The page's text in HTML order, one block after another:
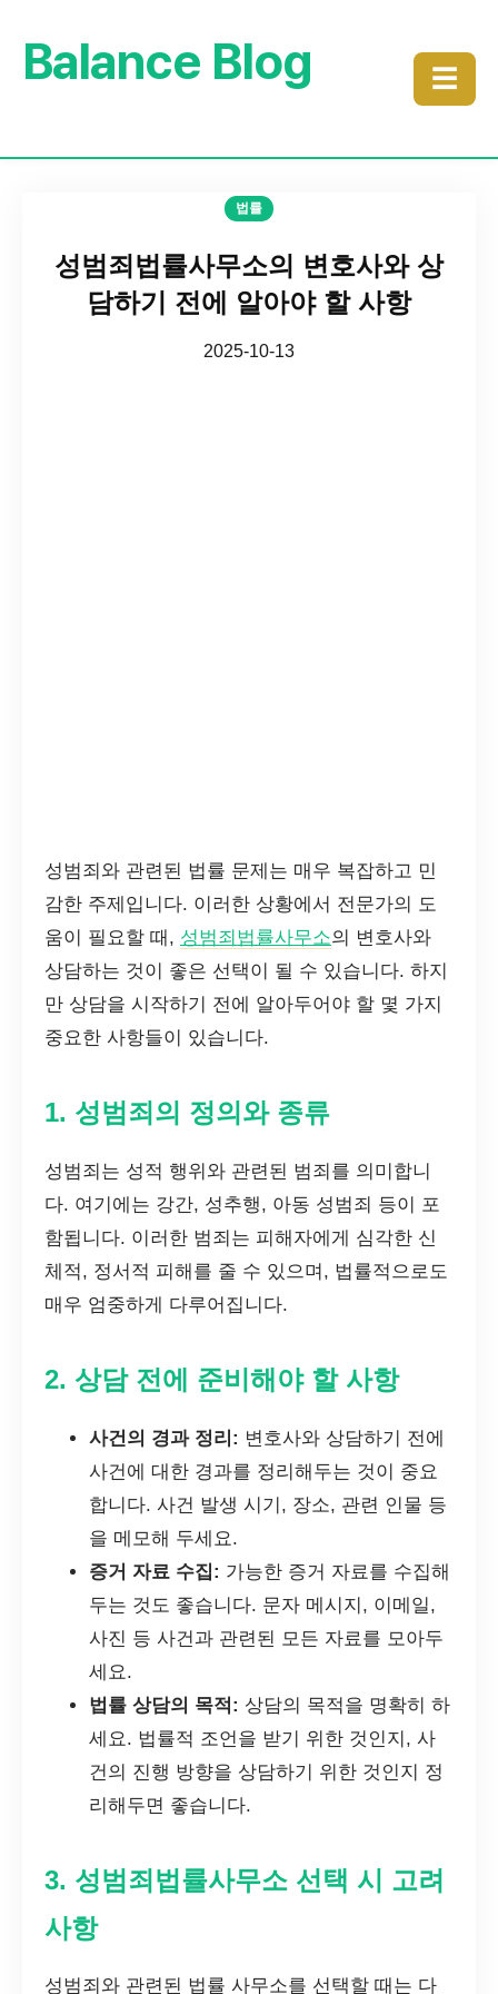
Balance Blog ☰
법률
성범죄법률사무소의 변호사와 상
담하기 전에 알아야 할 사항
2025-10-13
성범죄와 관련된 법률 문제는 매우 복잡하고 민
감한 주제입니다. 이러한 상황에서 전문가의 도
움이 필요할 때, 성범죄법률사무소의 변호사와
상담하는 것이 좋은 선택이 될 수 있습니다. 하지
만 상담을 시작하기 전에 알아두어야 할 몇 가지
중요한 사항들이 있습니다.
1. 성범죄의 정의와 종류
성범죄는 성적 행위와 관련된 범죄를 의미합니
다. 여기에는 강간, 성추행, 아동 성범죄 등이 포
함됩니다. 이러한 범죄는 피해자에게 심각한 신
체적, 정서적 피해를 줄 수 있으며, 법률적으로도
매우 엄중하게 다루어집니다.
2. 상담 전에 준비해야 할 사항
사건의 경과 정리: 변호사와 상담하기 전에
사건에 대한 경과를 정리해두는 것이 중요
합니다. 사건 발생 시기, 장소, 관련 인물 등
을 메모해 두세요.
증거 자료 수집: 가능한 증거 자료를 수집해
두는 것도 좋습니다. 문자 메시지, 이메일,
사진 등 사건과 관련된 모든 자료를 모아두
세요.
법률 상담의 목적: 상담의 목적을 명확히 하
세요. 법률적 조언을 받기 위한 것인지, 사
건의 진행 방향을 상담하기 위한 것인지 정
리해두면 좋습니다.
3. 성범죄법률사무소 선택 시 고려
사항
성범죄와 관련된 법률 사무소를 선택할 때는 다